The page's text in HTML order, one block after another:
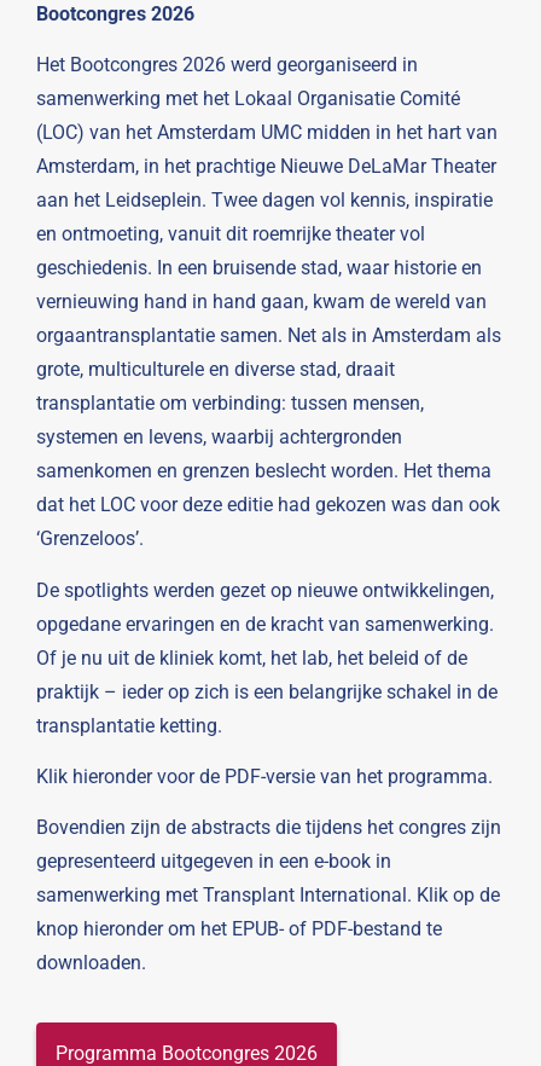
Bootcongres 2026
Het Bootcongres 2026 werd georganiseerd in
samenwerking met het Lokaal Organisatie Comité
(LOC) van het Amsterdam UMC midden in het hart van
Amsterdam, in het prachtige Nieuwe DeLaMar Theater
aan het Leidseplein. Twee dagen vol kennis, inspiratie
en ontmoeting, vanuit dit roemrijke theater vol
geschiedenis. In een bruisende stad, waar historie en
vernieuwing hand in hand gaan, kwam de wereld van
orgaantransplantatie samen. Net als in Amsterdam als
grote, multiculturele en diverse stad, draait
transplantatie om verbinding: tussen mensen,
systemen en levens, waarbij achtergronden
samenkomen en grenzen beslecht worden. Het thema
dat het LOC voor deze editie had gekozen was dan ook
‘Grenzeloos’.
De spotlights werden gezet op nieuwe ontwikkelingen,
opgedane ervaringen en de kracht van samenwerking.
Of je nu uit de kliniek komt, het lab, het beleid of de
praktijk – ieder op zich is een belangrijke schakel in de
transplantatie ketting.
Klik hieronder voor de PDF-versie van het programma.
Bovendien zijn de abstracts die tijdens het congres zijn
gepresenteerd uitgegeven in een e-book in
samenwerking met Transplant International. Klik op de
knop hieronder om het EPUB- of PDF-bestand te
downloaden.
Programma Bootcongres 2026